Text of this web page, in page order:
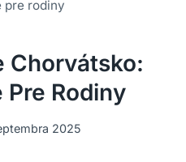
pre rodiny
Chorvátsko:
Pre Rodiny
2025